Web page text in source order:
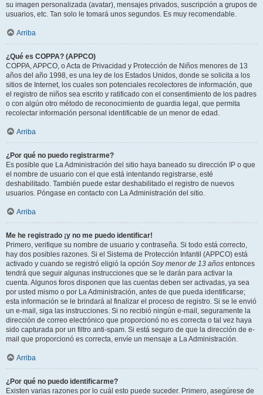
su imagen personalizada (avatar), mensajes privados, suscripción a grupos de
usuarios, etc. Tan solo le tomará unos segundos. Es muy recomendable.
Arriba
¿Qué es COPPA? (APPCO)
COPPA, APPCO, o Acta de Privacidad y Protección de Niños menores de 13
años del año 1998, es una ley de los Estados Unidos, donde se solicita a los
sitios de Internet, los cuales son potenciales recolectores de información, que
el registro de niños sea escrito y ratificado con el consentimiento de los padres
o con algún otro método de reconocimiento de guardia legal, que permita
recolectar información personal identificable de un menor de edad.
Arriba
¿Por qué no puedo registrarme?
Es posible que La Administración del sitio haya baneado su dirección IP o que
el nombre de usuario con el que está intentando registrarse, esté
deshabilitado. También puede estar deshabilitado el registro de nuevos
usuarios. Póngase en contacto con La Administración del sitio.
Arriba
Me he registrado ¡y no me puedo identificar!
Primero, verifique su nombre de usuario y contraseña. Si todo está correcto,
hay dos posibles razones. Si el Sistema de Protección Infantil (APPCO) está
activado y cuando se registró eligió la opción Soy menor de 13 años entonces
tendrá que seguir algunas instrucciones que se le darán para activar la
cuenta. Algunos foros disponen que las cuentas deben ser activadas, ya sea
por usted mismo o por La Administración, antes de que pueda identificarse;
esta información se le brindará al finalizar el proceso de registro. Si se le envió
un e-mail, siga las instrucciones. Si no recibió ningún e-mail, seguramente la
dirección de correo electrónico que proporcionó no es correcta o tal vez haya
sido capturada por un filtro anti-spam. Si está seguro de que la dirección de e-
mail que proporcionó es correcta, envíe un mensaje a La Administración.
Arriba
¿Por qué no puedo identificarme?
Existen varias razones por lo cuál esto puede suceder. Primero, asegúrese de